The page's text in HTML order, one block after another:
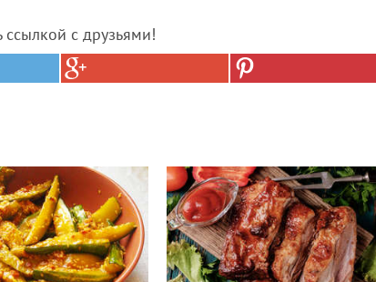
ссылкой с друзьями!